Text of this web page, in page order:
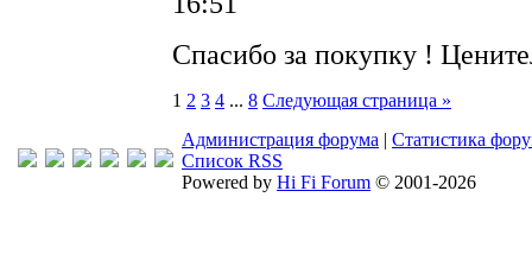
Спасибо за покупку !
1 2 3 4 ... 8 Следующая страница »
Администрация форума | Статистика
Список RSS
Powered by Hi Fi Forum © 2001-2026